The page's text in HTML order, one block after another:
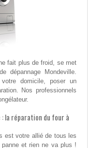
fait plus de froid, se met
dépannage Mondeville.
domicile, poser un
Nos professionnels
: la réparation du four à
est votre allié de tous les
et rien ne va plus !